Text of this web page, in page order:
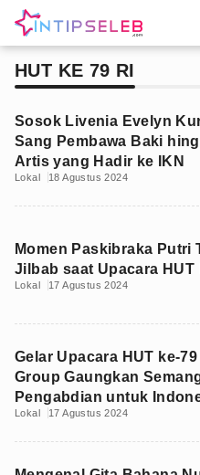
HUT KE 79 RI
Sosok Livenia Evelyn
Sang Pembawa Baki
Artis yang Hadir ke IKN
Lokal 18 Agustus 2024
Momen Paskibraka Putri
Jilbab saat Upacara HUT
Lokal 17 Agustus 2024
Gelar Upacara HUT ke-
Group Gaungkan
Pengabdian untuk
Lokal 17 Agustus 2024